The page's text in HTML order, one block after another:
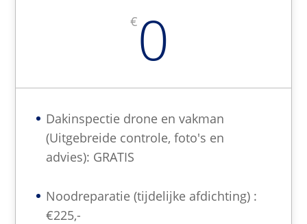
€ 0
Dakinspectie drone en vakman
(Uitgebreide controle, foto's en
advies): GRATIS
Noodreparatie (tijdelijke afdichting) :
€225,-